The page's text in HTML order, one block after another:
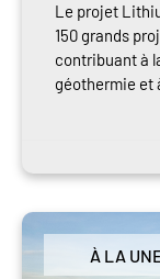
Le projet
150 grands
contribuant à
géothermie et
À LA